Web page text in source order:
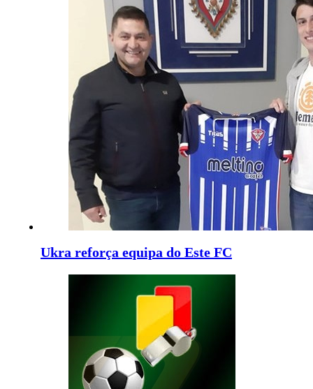
Ukra reforça equipa do Este FC